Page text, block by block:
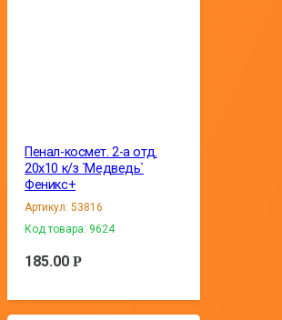
Пенал-космет. 2-а отд.
20х10 к/з `Медведь`
Феникс+
Артикул:53816
Код товара: 9624
185.00Р